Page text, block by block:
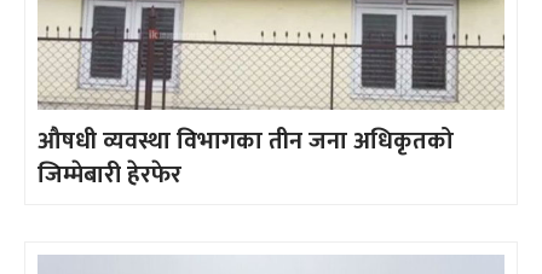
औषधी व्यवस्था विभागका तीन जना अधिकृतको
जिम्मेबारी हेरफेर